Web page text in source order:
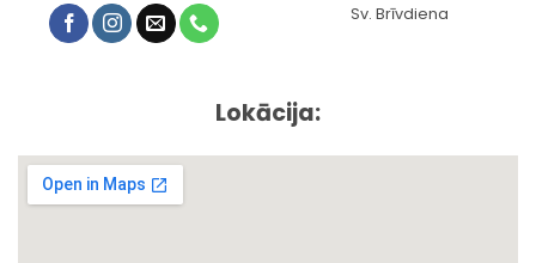
Sv. Brīvdiena
Lokācija: